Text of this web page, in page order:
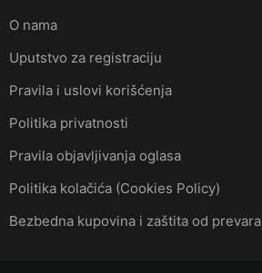
O nama
Uputstvo za registraciju
Pravila i uslovi korišćenja
Politika privatnosti
Pravila objavljivanja oglasa
Politika kolačića (Cookies Policy)
Bezbedna kupovina i zaštita od prevara